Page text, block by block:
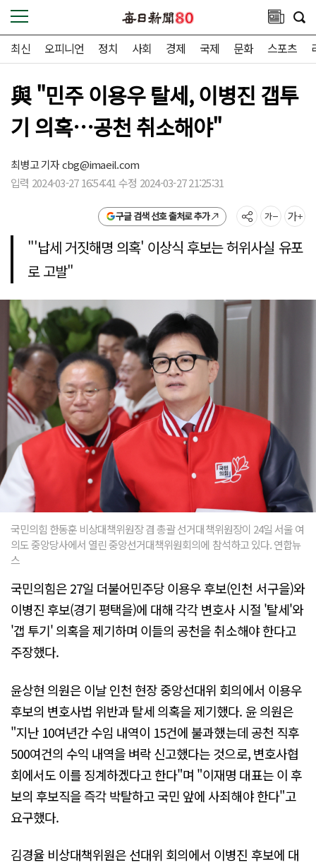
최신 오피니언 정치 사회 경제 국제 문화 스포츠
與 "민주 이용우 탈세, 이병진 갭투
기 의혹…공천 취소해야"
최병고 기자cbg@imaeil.com
입력 2024-03-27 16:54:41 수정 2024-03-27 21:25:31
구글 검색 선호 출처로 추가
"'납세 거짓해명 의혹' 이상식 후보는 허위사실 유포
로 고발"
국민의힘 한동훈 비상대책위원장 겸 총괄 선거대책위원장이 24일 서울 여
의도 중앙당사에서 열린 중앙선거대책위원회의에 참석하고 있다. 연합뉴
스
국민의힘은 27일 더불어민주당 이용우 후보(인천 서구을)와
이병진 후보(경기 평택을)에 대해 각각 변호사 시절 '탈세'와
'갭 투기' 의혹을 제기하며 이들의 공천을 취소해야 한다고
주장했다.
윤상현 의원은 이날 인천 현장 중앙선대위 회의에서 이용우
후보의 변호사법 위반과 탈세 의혹을 제기했다. 윤 의원은
"지난 10여년간 수임 내역이 15건에 불과했는데 공천 직후
500여건의 수익 내역을 벼락 신고했다는 것으로, 변호사협
회에서도 이를 징계하겠다고 한다"며 "이재명 대표는 이 후
보의 후보직을 즉각 박탈하고 국민 앞에 사죄해야 한다"고
요구했다.
김경율 비상대책위원은 선대위 회의에서 이병진 후보에 대